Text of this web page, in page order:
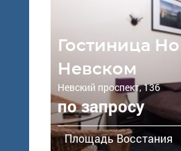
Гостиница
Невском
Невский проспект, 136
по запросу
Площадь Восстания